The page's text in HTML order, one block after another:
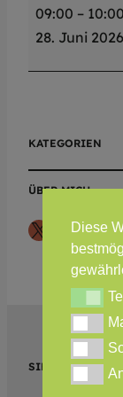
D
n
T
n
r
09:00 – 10:00
28. Juni 2026
KATEGORIEN
ÜBER MICH
X Teilen-Icon
SIEHE AUCH …
Diese
Social